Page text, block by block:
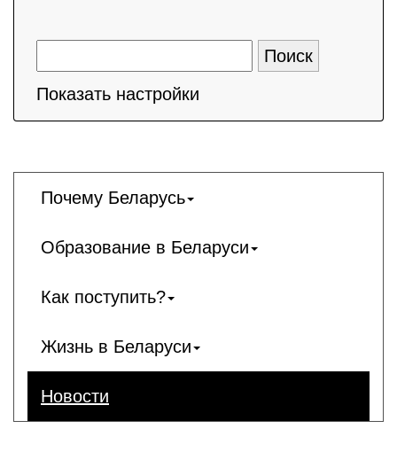
Показать настройки
Почему Беларусь
Образование в Беларуси
Как поступить?
Жизнь в Беларуси
Новости